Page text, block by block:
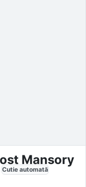
Mansory
Cutie automată